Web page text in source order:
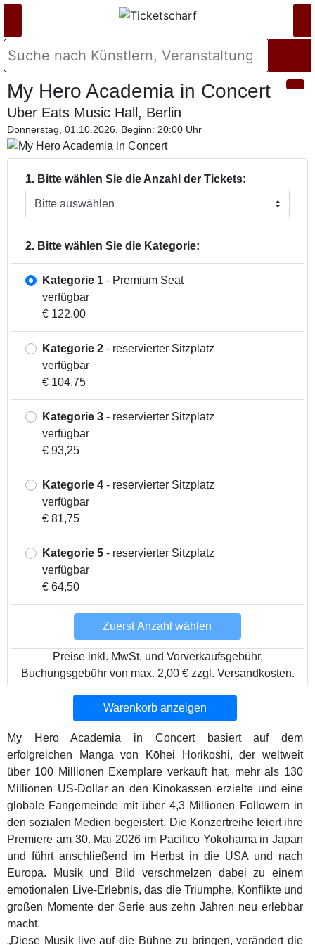
My Hero Academia in Concert
Uber Eats Music Hall, Berlin
Donnerstag, 01.10.2026, Beginn: 20:00 Uhr
1. Bitte wählen Sie die Anzahl der Tickets:
2. Bitte wählen Sie die Kategorie:
Kategorie 1 - Premium Seat
verfügbar
€ 122,00
Kategorie 2 - reservierter Sitzplatz
verfügbar
€ 104,75
Kategorie 3 - reservierter Sitzplatz
verfügbar
€ 93,25
Kategorie 4 - reservierter Sitzplatz
verfügbar
€ 81,75
Kategorie 5 - reservierter Sitzplatz
verfügbar
€ 64,50
Zuerst Anzahl wählen
Preise inkl. MwSt. und Vorverkaufsgebühr,
Buchungsgebühr von max. 2,00 € zzgl. Versandkosten.
Warenkorb anzeigen
My Hero Academia in Concert basiert auf dem
erfolgreichen Manga von Kōhei Horikoshi, der weltweit
über 100 Millionen Exemplare verkauft hat, mehr als 130
Millionen US-Dollar an den Kinokassen erzielte und eine
globale Fangemeinde mit über 4,3 Millionen Followern in
den sozialen Medien begeistert. Die Konzertreihe feiert ihre
Premiere am 30. Mai 2026 im Pacifico Yokohama in Japan
und führt anschließend im Herbst in die USA und nach
Europa. Musik und Bild verschmelzen dabei zu einem
emotionalen Live-Erlebnis, das die Triumphe, Konflikte und
großen Momente der Serie aus zehn Jahren neu erlebbar
macht.
„Diese Musik live auf die Bühne zu bringen, verändert die